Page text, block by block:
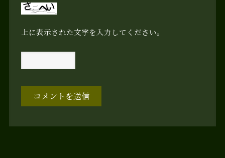
上に表示された文字を入力してください。